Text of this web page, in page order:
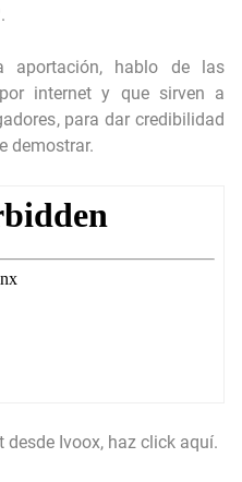
aportación, hablo de las
internet y que sirven a
para dar credibilidad
demostrar.
Ivoox, haz click aquí.